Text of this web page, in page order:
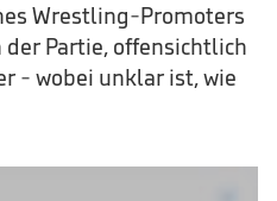
Wrestling-Promoters
Partie, offensichtlich
- wobei unklar ist, wie